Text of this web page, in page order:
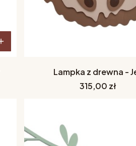
Lampka z drewna -
Cena
315,00 zł